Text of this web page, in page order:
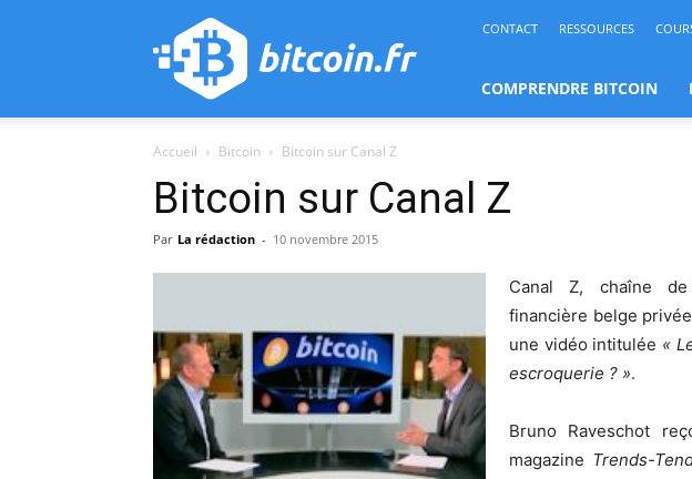
bitcoin.fr
CONTACT RESSOURCES
COMPRENDRE BITCOIN
Accueil Bitcoin Bitcoin sur Canal Z
Bitcoin sur Canal Z
Par La rédaction - 10 novembre 2015
Canal Z, chaîne
financière belge
une vidéo intitulée «
escroquerie ? ».
Bruno Raveschot
magazine Trends-